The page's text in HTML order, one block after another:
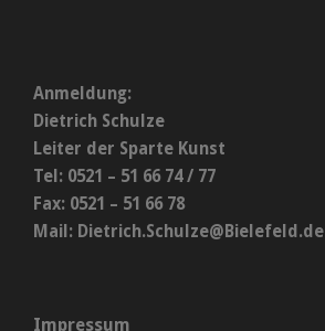
Anmeldung:
Dietrich Schulze
Leiter der Sparte Kunst
Tel: 0521 – 51 66 74 / 77
Fax: 0521 – 51 66 78
Mail: Dietrich.Schulze@Bielefeld.de
Impressum